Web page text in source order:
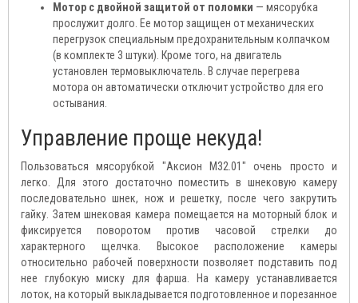
Мотор с двойной защитой от поломки — мясорубка
прослужит долго. Ее мотор защищен от механических
перегрузок специальным предохранительным колпачком
(в комплекте 3 штуки). Кроме того, на двигатель
установлен термовыключатель. В случае перегрева
мотора он автоматически отключит устройство для его
остывания.
Управление проще некуда!
Пользоваться мясорубкой "Аксион М32.01" очень просто и
легко. Для этого достаточно поместить в шнековую камеру
последовательно шнек, нож и решетку, после чего закрутить
гайку. Затем шнековая камера помещается на моторный блок и
фиксируется поворотом против часовой стрелки до
характерного щелчка. Высокое расположение камеры
относительно рабочей поверхности позволяет подставить под
нее глубокую миску для фарша. На камеру устанавливается
лоток, на который выкладывается подготовленное и порезанное